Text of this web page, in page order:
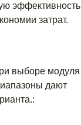
эффективность
затрат.
выборе модуля
дают